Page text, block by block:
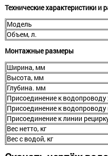
Технические характеристики и
Модель
Объем, л.
Монтажные размеры
Ширина, мм
Высота, мм
Глубина. мм
Присоединение к водопроводу
Присоединение к водопроводу
Присоединение к линии
Вес нетто, кг
Вес с водой, кг